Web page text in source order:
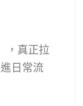
，真正拉
日常流